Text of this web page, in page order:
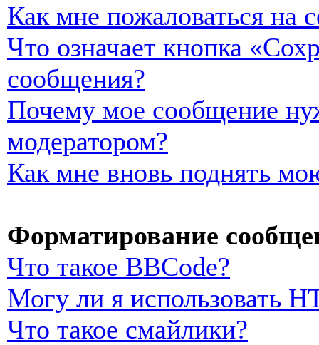
Как мне пожаловаться на
Что означает кнопка
сообщения?
Почему мое сообщение
модератором?
Как мне вновь поднять
Форматирование
Что такое BBCode?
Могу ли я использовать
Что такое смайлики?